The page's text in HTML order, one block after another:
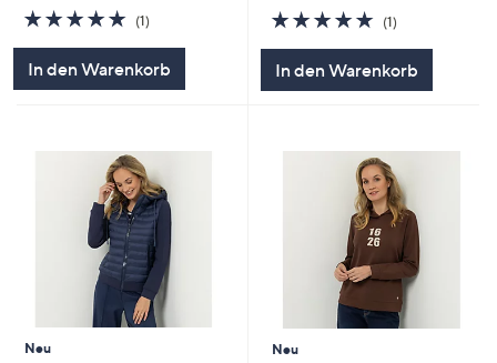
5.0
von
(1)1
In den Warenkorb
5.0
von
(1)
In den Warenkorb
Neu
Neu